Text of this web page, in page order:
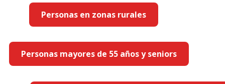
Personas en zonas rurales
Personas mayores de 55 años y seniors